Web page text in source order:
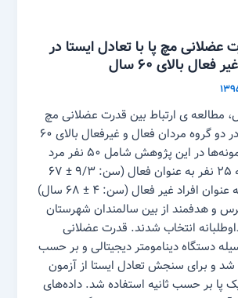
عضلانی مچ پا با تعادل ایستا در
بالای ۶۰ سال
ی ارتباط بین قدرت عضلانی مچ
پا با تعادل ایستا در دو گروه مردان فعال و غیرفعال بالای ۶۰
سال می باشد. نمونه‌ها در این پژوهش شامل ۵۰ نفر مرد
بالای ۶۰ سال، که ۲۵ نفر به عنوان فعال (سن: ۹/۳ ± ۶۷
سال) و ۲۵ نفر به عنوان افراد غیر فعال (سن: ۴ ± ۶۸ سال)
و هدفمند از بین سالمندان شهرستان
انتخاب شدند. قدرت عضلانی
دستگاه دینامومتر دیجیتالی و بر حسب
شد و برای سنجش تعادل ایستا از آزمون
پا بر حسب ثانیه استفاده شد. داده‌های